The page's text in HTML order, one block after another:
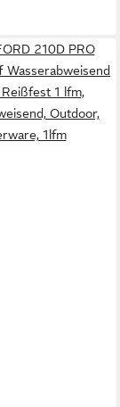
210D PRO
1 lfm,
Outdoor,
1lfm